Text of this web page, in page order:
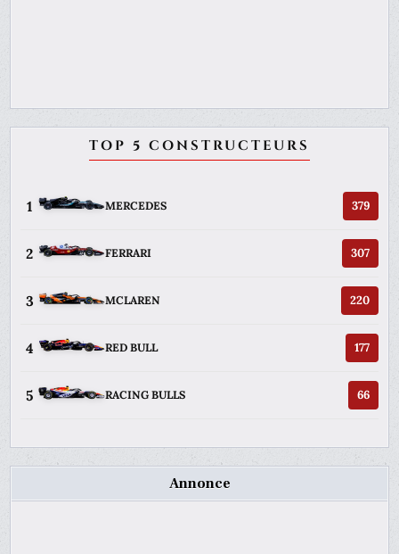
TOP 5 CONSTRUCTEURS
1 MERCEDES 379
2 FERRARI 307
3 MCLAREN 220
4 RED BULL 177
5 RACING BULLS 66
Annonce